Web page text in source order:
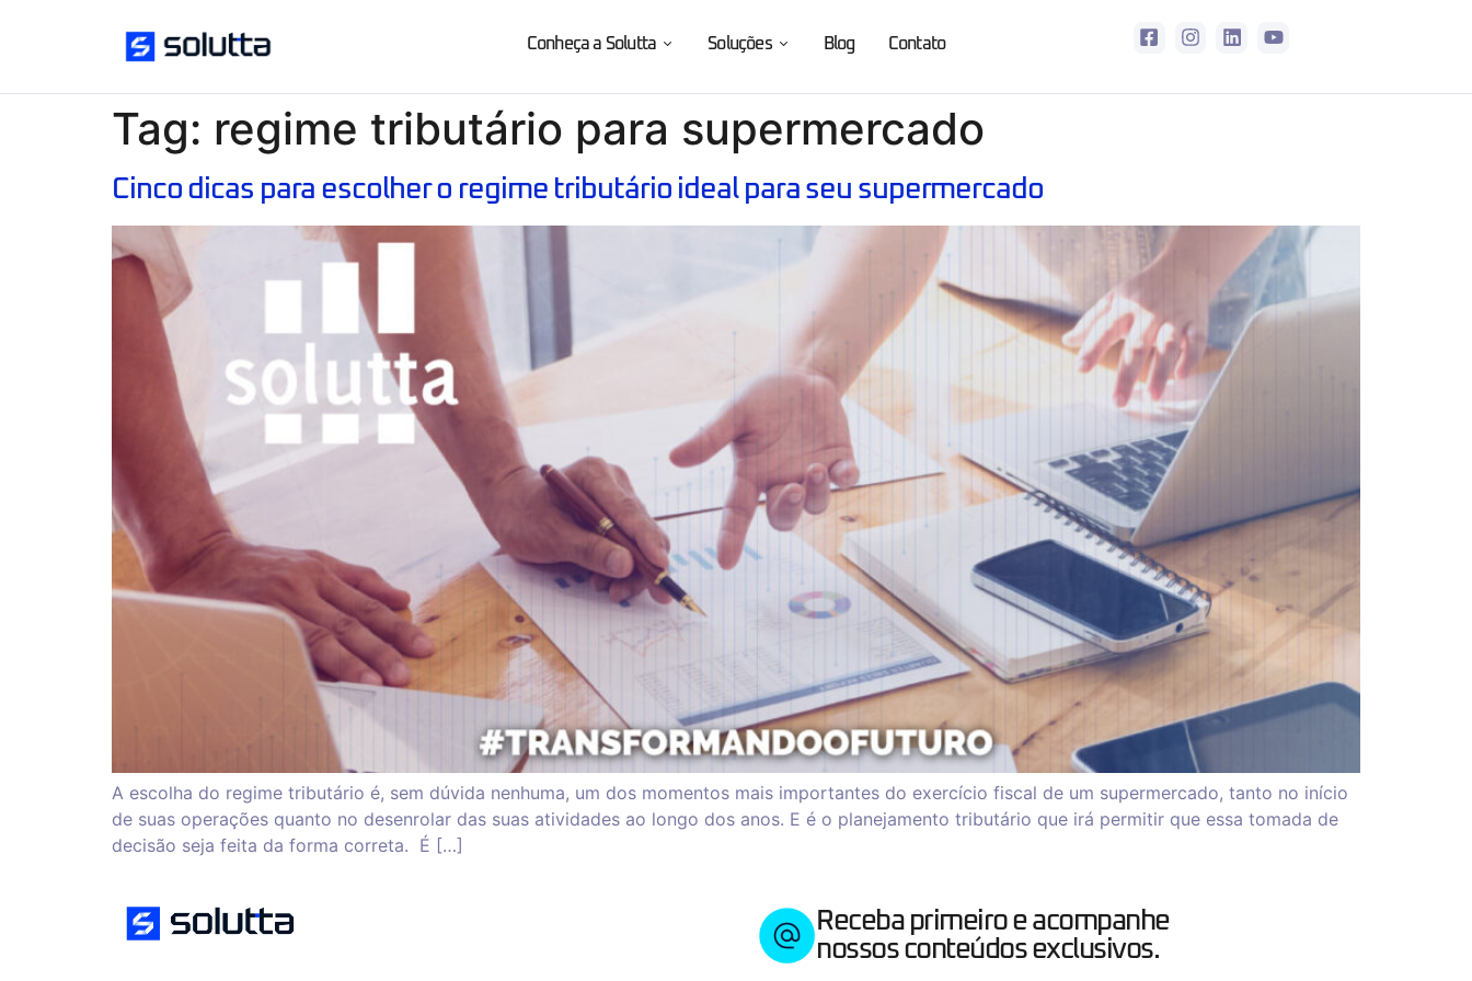
Conheça a Solutta Soluções Blog Contato
Tag: regime tributário para supermercado
Cinco dicas para escolher o regime tributário ideal para seu supermercado
A escolha do regime tributário é, sem dúvida nenhuma, um dos momentos mais importantes do exercício fiscal de um supermercado, tanto no início
de suas operações quanto no desenrolar das suas atividades ao longo dos anos. E é o planejamento tributário que irá permitir que essa tomada de
decisão seja feita da forma correta. É […]
Receba primeiro e acompanhe
nossos conteúdos exclusivos.